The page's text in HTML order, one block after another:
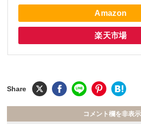
Amazon
楽天市場
コメント欄を非表示